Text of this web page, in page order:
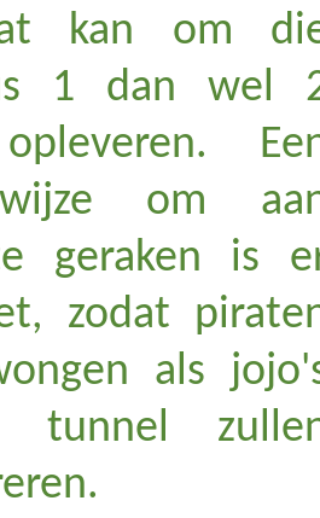
kan om
1 dan wel
om
geraken is
zodat
als
tunnel